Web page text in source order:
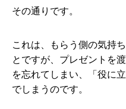
その通りです。
これは、もらう側の気持
とですが、プレゼントを
を忘れてしまい、「役に
でしまうのです。